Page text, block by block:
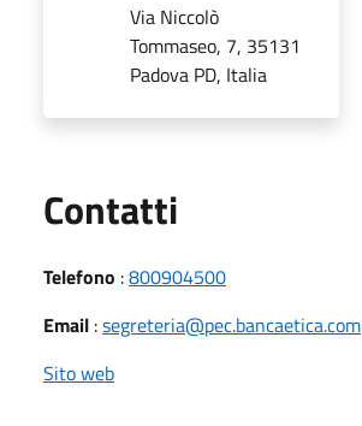
Via Niccolò
Tommaseo, 7, 35131
Padova PD, Italia
Contatti
Telefono :800904500
Email :segreteria@pec.bancaetica.com
Sito web